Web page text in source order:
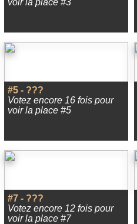
voir la place #3
#5 - ???
Votez encore 16 fois pour
voir la place #5
#7 - ???
Votez encore 12 fois pour
voir la place #7